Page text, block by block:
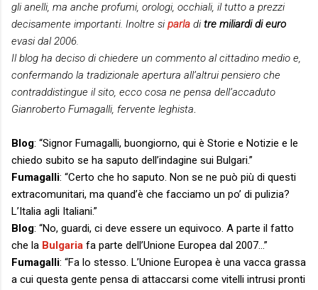
gli anelli, ma anche profumi, orologi, occhiali, il tutto a prezzi
decisamente importanti. Inoltre si parla di tre miliardi di euro
evasi dal 2006.
Il blog ha deciso di chiedere un commento al cittadino medio e,
confermando la tradizionale apertura all’altrui pensiero che
contraddistingue il sito, ecco cosa ne pensa dell’accaduto
Gianroberto Fumagalli, fervente leghista.
Blog: “Signor Fumagalli, buongiorno, qui è Storie e Notizie e le
chiedo subito se ha saputo dell’indagine sui Bulgari.”
Fumagalli: “Certo che ho saputo. Non se ne può più di questi
extracomunitari, ma quand’è che facciamo un po’ di pulizia?
L’Italia agli Italiani.”
Blog: “No, guardi, ci deve essere un equivoco. A parte il fatto
che la Bulgaria fa parte dell’Unione Europea dal 2007…”
Fumagalli: “Fa lo stesso. L’Unione Europea è una vacca grassa
a cui questa gente pensa di attaccarsi come vitelli intrusi pronti